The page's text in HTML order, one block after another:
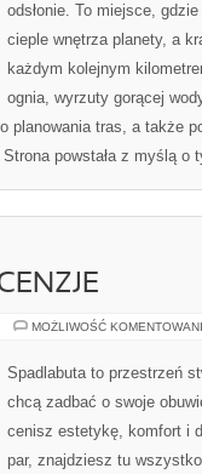
odsłonie. To miejsce,
cieple wnętrza planety, a
każdym kolejnym
ognia, wyrzuty gorącej
planowania tras, a także
Strona powstała z myślą
MOŻLIWOŚĆ
Spadlabuta to przestrzeń
chcą zadbać o swoje
cenisz estetykę, komfort i
par, znajdziesz tu